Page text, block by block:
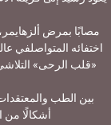
مصابًا بمرض
اختفائه المتواصلفي
«قلب الرحى»
بين الطب
أشكالًا من